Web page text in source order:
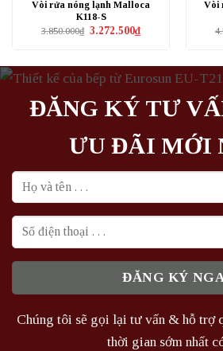
Vòi rửa nóng lạnh Malloca
K118-S
3.850.000₫ Giá
3.272.500₫Giá
hiện
3.272.500₫.
Vòi
ĐĂNG KÝ TƯ
ƯU ĐÃI MỚI
Chúng tôi sẽ gọi lại tư vấn & hỗ trợ
thời gian sớm nhất